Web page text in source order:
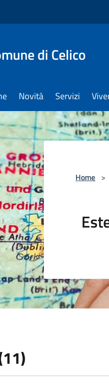
di Celico
Novità Servizi
Home >